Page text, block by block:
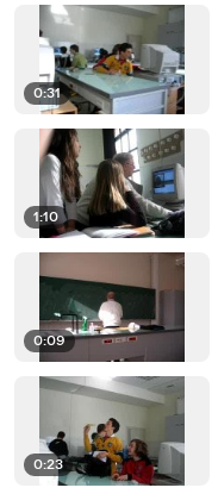
0:31
1:10
0:09
0:23